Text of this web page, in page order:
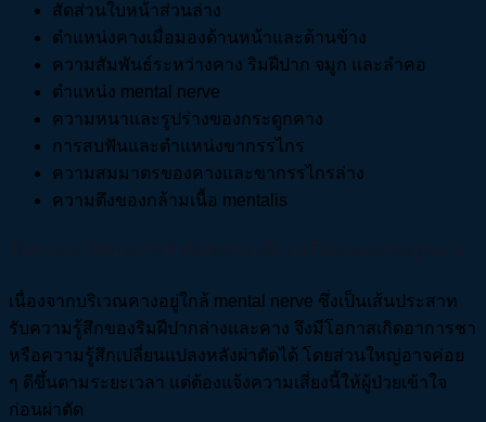
สัดส่วนใบหน้าส่วนล่าง
ตำแหน่งคางเมื่อมองด้านหน้าและด้านข้าง
ความสัมพันธ์ระหว่างคาง ริมฝีปาก จมูก และลำคอ
ตำแหน่ง mental nerve
ความหนาและรูปร่างของกระดูกคาง
การสบฟันและตำแหน่งขากรรไกร
ความสมมาตรของคางและขากรรไกรล่าง
ความตึงของกล้ามเนื้อ mentalis
เนื่องจากบริเวณคางอยู่ใกล้ mental nerve ซึ่งเป็นเส้นประสาท
รับความรู้สึกของริมฝีปากล่างและคาง จึงมีโอกาสเกิดอาการชา
หรือความรู้สึกเปลี่ยนแปลงหลังผ่าตัดได้ โดยส่วนใหญ่อาจค่อย
ๆ ดีขึ้นตามระยะเวลา แต่ต้องแจ้งความเสี่ยงนี้ให้ผู้ป่วยเข้าใจ
ก่อนผ่าตัด